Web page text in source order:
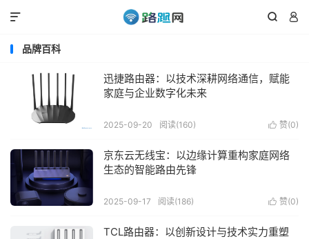
 

品牌百科
迅捷路由器：以技术深耕网络通信，赋能
家庭与企业数字化未来
 赞(0)
2025-09-20 阅读(160)
京东云无线宝：以边缘计算重构家庭网络
生态的智能路由先锋
 赞(0)
2025-09-17 阅读(186)
TCL路由器：以创新设计与技术实力重塑